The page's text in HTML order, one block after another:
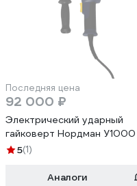
Последняя цена
92 000 ₽
Электрический ударный
гайковерт Нордман У1000
5(1)
Аналоги